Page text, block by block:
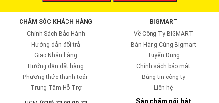
CHĂM SÓC KHÁCH HÀNG
Chính Sách Bảo Hành
Hướng dẫn đổi trả
Giao Nhận hàng
Hướng dẫn đặt hàng
Phương thức thanh toán
Trung Tâm Hỗ Trợ
BIGMART
Về Công Ty BIGMART
Bán Hàng Cùng Bigmart
Tuyển Dụng
Chính sách bảo mật
Bảng tin công ty
Liên hệ
Sản phẩm nổi bật